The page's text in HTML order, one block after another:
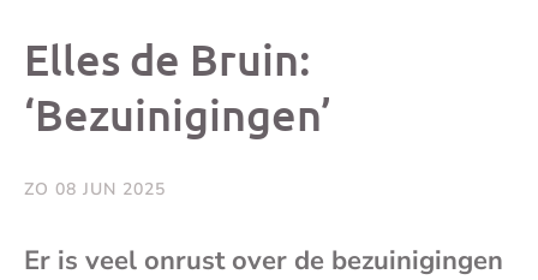
Elles de Bruin:
‘Bezuinigingen’
ZO 08 JUN 2025
Er is veel onrust over de bezuinigingen